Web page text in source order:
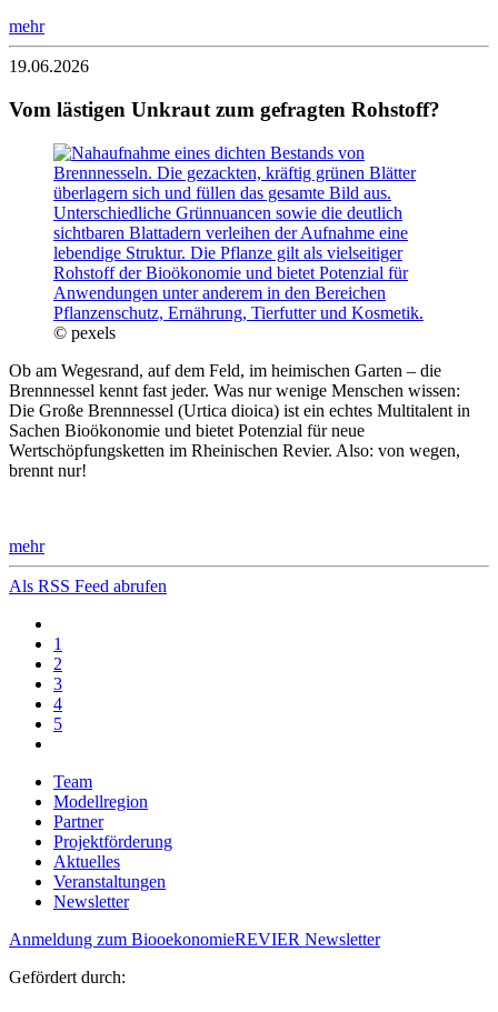
mehr
19.06.2026
Vom lästigen Unkraut zum gefragten Rohstoff?
© pexels
Ob am Wegesrand, auf dem Feld, im heimischen Garten – die
Brennnessel kennt fast jeder. Was nur wenige Menschen wissen:
Die Große Brennnessel (Urtica dioica) ist ein echtes Multitalent in
Sachen Bioökonomie und bietet Potenzial für neue
Wertschöpfungsketten im Rheinischen Revier. Also: von wegen,
brennt nur!
mehr
Als RSS Feed abrufen
1
2
3
4
5
Team
Modellregion
Partner
Projektförderung
Aktuelles
Veranstaltungen
Newsletter
Anmeldung zum BiooekonomieREVIER Newsletter
Gefördert durch: